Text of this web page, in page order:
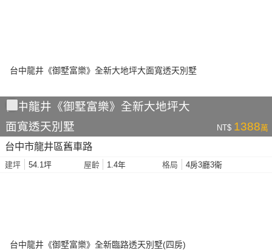
台中龍井《御墅富樂》全新大地坪大
面寬透天別墅
NT$ 1388萬
台中市龍井區舊車路
建坪 54.1坪 屋齡 1.4年 格局 4房3廳3衛